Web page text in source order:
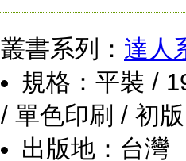
叢書系列： 達人
規格：平裝 /
/ 單色印刷 / 初版
出版地：台灣